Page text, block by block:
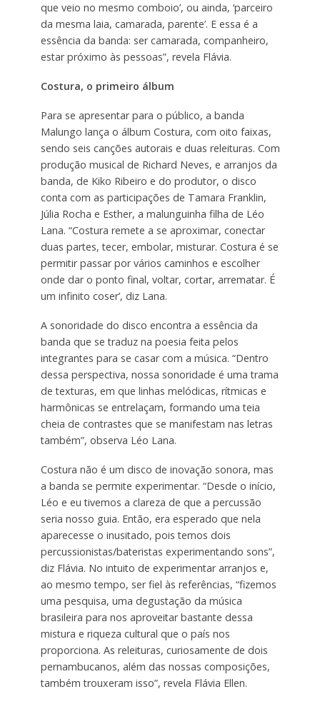
que veio no mesmo comboio’, ou ainda, ‘parceiro
da mesma laia, camarada, parente’. E essa é a
essência da banda: ser camarada, companheiro,
estar próximo às pessoas”, revela Flávia.
Costura, o primeiro álbum
Para se apresentar para o público, a banda
Malungo lança o álbum Costura, com oito faixas,
sendo seis canções autorais e duas releituras. Com
produção musical de Richard Neves, e arranjos da
banda, de Kiko Ribeiro e do produtor, o disco
conta com as participações de Tamara Franklin,
Júlia Rocha e Esther, a malunguinha filha de Léo
Lana. “Costura remete a se aproximar, conectar
duas partes, tecer, embolar, misturar. Costura é se
permitir passar por vários caminhos e escolher
onde dar o ponto final, voltar, cortar, arrematar. É
um infinito coser’, diz Lana.
A sonoridade do disco encontra a essência da
banda que se traduz na poesia feita pelos
integrantes para se casar com a música. “Dentro
dessa perspectiva, nossa sonoridade é uma trama
de texturas, em que linhas melódicas, rítmicas e
harmônicas se entrelaçam, formando uma teia
cheia de contrastes que se manifestam nas letras
também”, observa Léo Lana.
Costura não é um disco de inovação sonora, mas
a banda se permite experimentar. “Desde o início,
Léo e eu tivemos a clareza de que a percussão
seria nosso guia. Então, era esperado que nela
aparecesse o inusitado, pois temos dois
percussionistas/bateristas experimentando sons”,
diz Flávia. No intuito de experimentar arranjos e,
ao mesmo tempo, ser fiel às referências, “fizemos
uma pesquisa, uma degustação da música
brasileira para nos aproveitar bastante dessa
mistura e riqueza cultural que o país nos
proporciona. As releituras, curiosamente de dois
pernambucanos, além das nossas composições,
também trouxeram isso”, revela Flávia Ellen.